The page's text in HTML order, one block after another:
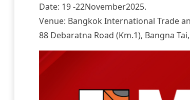
Date: 19 -22November2025.
Venue: Bangkok International Trade
88 Debaratna Road (Km.1), Bangna